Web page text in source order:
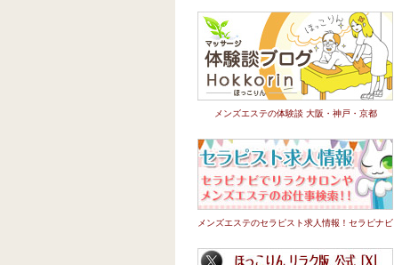
メンズエステの体験談 大阪・神戸・京都
メンズエステのセラピスト求人情報！セラピナビ